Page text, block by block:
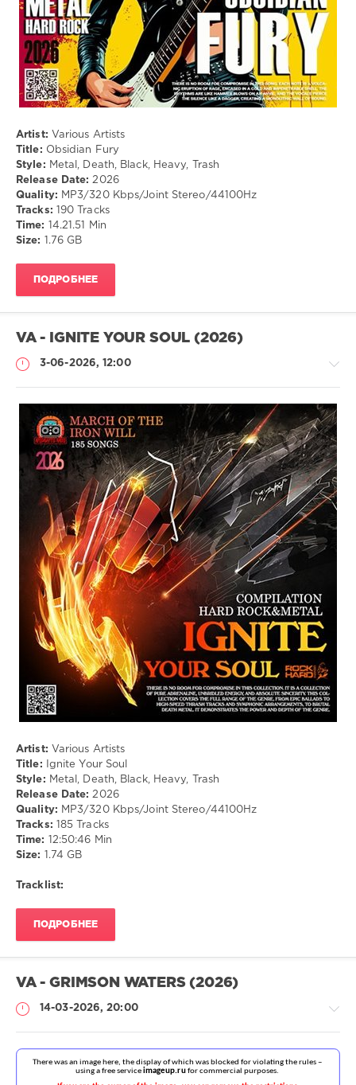
Trash
Artist: Various Artists
Title: Obsidian Fury
Style: Metal, Death, Black, Heavy, Trash
Release Date: 2026
Quality: MP3/320 Kbps/Joint Stereo/44100Hz
Tracks: 190 Tracks
Time:
14.21.51 Min
Size:
1.76 GB
ПОДРОБНЕЕ
VA - IGNITE YOUR SOUL (2026)
3-06-2026, 12:00
Музыка
drakon-
30
0
Metal,
Death,
Black
,
Heavy ,
Trash
Artist: Various Artists
Title: Ignite Your Soul
Style: Metal, Death, Black, Heavy, Trash
Release Date: 2026
Quality: MP3/320 Kbps/Joint Stereo/44100Hz
Tracks: 185 Tracks
Time:
12:50:46 Min
Size:
1.74 GB
Tracklist:
ПОДРОБНЕЕ
VA - GRIMSON WATERS (2026)
14-03-2026, 20:00